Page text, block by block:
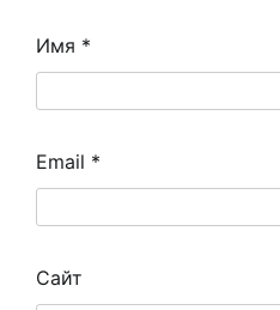
Имя *
Email *
Сайт